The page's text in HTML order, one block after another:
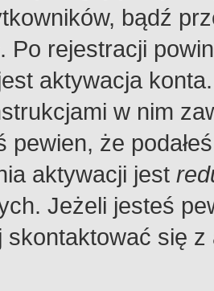
bądź
Po rejestracji
aktywacja
w nim
pewien, że
aktywacji jest
Jeżeli jesteś
skontaktować się